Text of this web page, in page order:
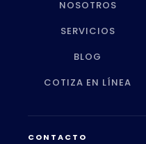
NOSOTROS
SERVICIOS
BLOG
COTIZA EN LÍNEA
CONTACTO